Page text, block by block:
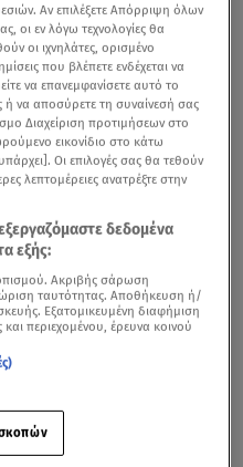
για το πρόγραμμα του
να υποβάλλουν
κοινωνικό τουρισμό
Αν επιλέξετε Απόρριψη όλων
οι εν λόγω τεχνολογίες θα
οι ιχνηλάτες, ορισμένο
που βλέπετε ενδέχεται να
να επανεμφανίσετε αυτό το
ή να αποσύρετε τη συναίνεσή σας
Διαχείριση προτιμήσεων στο
εικονίδιο στο κάτω
Οι επιλογές σας θα τεθούν
λεπτομέρειες ανατρέξτε στην
δεδομένα
εξής:
Ακριβής σάρωση
ταυτότητας. Αποθήκευση ή/
Εξατομικευμένη διαφήμιση
περιεχομένου, έρευνα κοινού